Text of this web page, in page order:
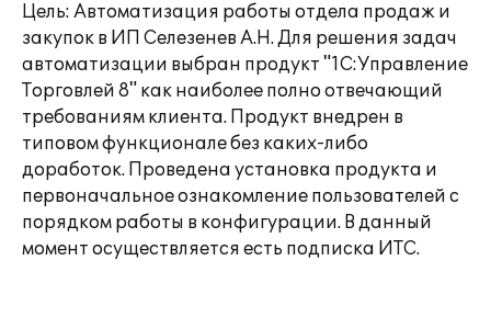
Цель: Автоматизация работы отдела продаж и
закупок в ИП Селезенев А.Н. Для решения задач
автоматизации выбран продукт "1С:Управление
Торговлей 8" как наиболее полно отвечающий
требованиям клиента. Продукт внедрен в
типовом функционале без каких-либо
доработок. Проведена установка продукта и
первоначальное ознакомление пользователей с
порядком работы в конфигурации. В данный
момент осуществляется есть подписка ИТС.